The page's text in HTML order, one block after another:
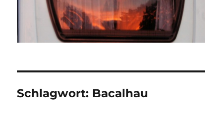
Schlagwort: Bacalhau